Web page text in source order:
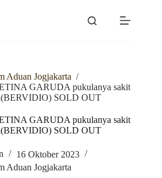
Aduan Jogjakarta /
GARUDA pukulanya sakit
SOLD OUT
GARUDA pukulanya sakit
SOLD OUT
16 Oktober 2023
Aduan Jogjakarta